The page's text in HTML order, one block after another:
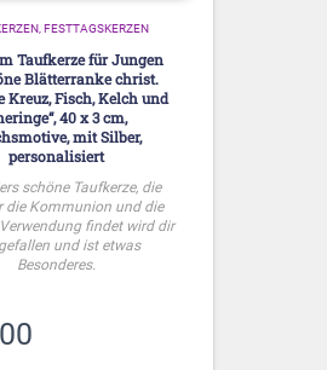
FESTTAGSKERZEN
Taufkerze für Jungen
Blätterranke christ.
Kreuz, Fisch, Kelch und
40 x 3 cm,
mit Silber,
personalisiert
schöne Taufkerze, die
die Kommunion und die
findet wird dir
und ist etwas
Besonderes.